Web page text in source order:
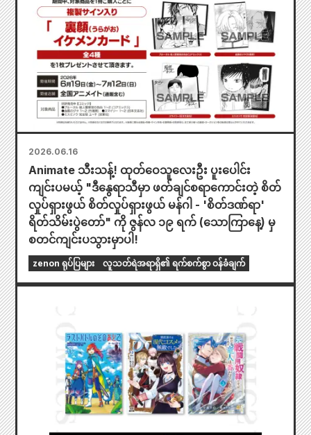
2026.06.16
Animate သီးသန့်! ထုတ်ဝေသူလေးဦး ပူးပေါင်း
ကျင်းပမယ့် "ဒီနွေရာသီမှာ ဖတ်ချင်စရာကောင်းတဲ့ စိတ်
လှုပ်ရှားဖွယ် စိတ်လှုပ်ရှားဖွယ် မန်ဂါ - 'စိတ်ဒဏ်ရာ'
ရိတ်သိမ်းပွဲတော်" ကို ဇွန်လ ၁၉ ရက် (သောကြာနေ့) မှ
စတင်ကျင်းပသွားမှာပါ!
zenon ရုပ်ပြများ လူသတ်ရဲအရာရှိ၏ ရက်စက်စွာ ဝန်ခံချက်